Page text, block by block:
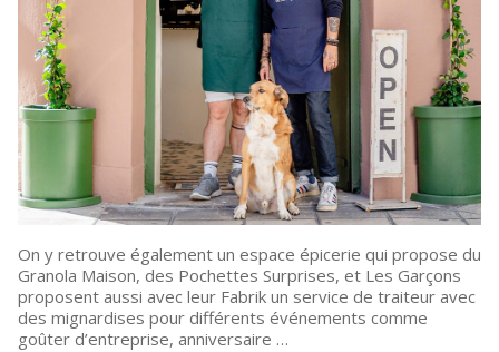
On y retrouve également un espace épicerie qui propose du
Granola Maison, des Pochettes Surprises, et Les Garçons
proposent aussi avec leur Fabrik un service de traiteur avec
des mignardises pour différents événements comme
goûter d’entreprise, anniversaire …